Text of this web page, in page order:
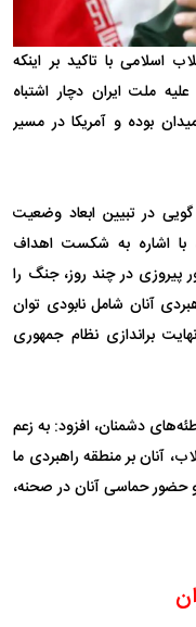
اسلامی با تاکید بر اینکه
ملت ایران دچار اشتباه
بوده و آمریکا در مسیر
در تبیین ابعاد وضعیت
با اشاره به شکست اهداف
پیروزی در چند روز، جنگ را
آنان شامل نابودی توان
براندازی نظام جمهوری
دشمنان، افزود: به زعم
آنان بر منطقه راهبردی ما
حضور حماسی آنان در صحنه،